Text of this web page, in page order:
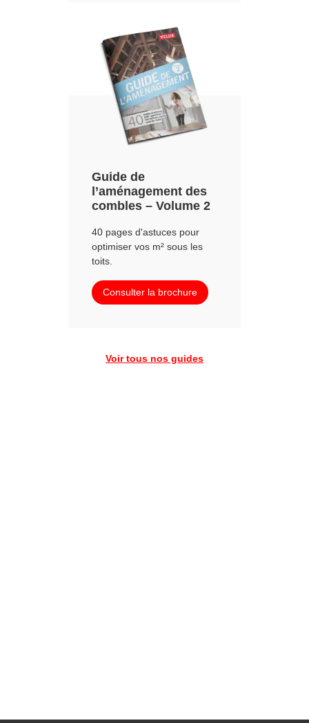
Guide de
l’aménagement des
combles – Volume 2
40 pages d'astuces pour
optimiser vos m² sous les
toits.
Consulter la brochure
Voir tous nos guides